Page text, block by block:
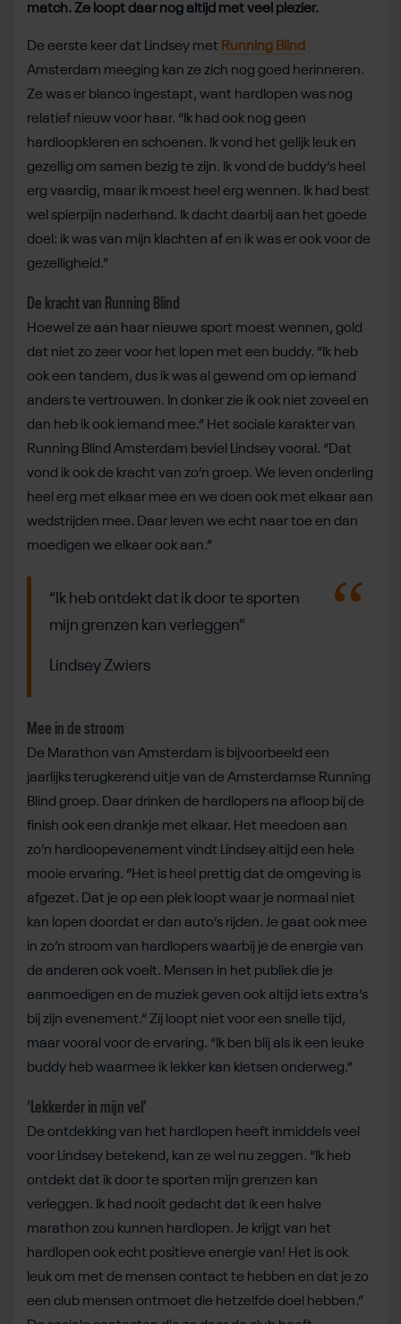
match. Ze loopt daar nog altijd met veel plezier.
De eerste keer dat Lindsey met Running Blind
Amsterdam meeging kan ze zich nog goed herinneren.
Ze was er blanco ingestapt, want hardlopen was nog
relatief nieuw voor haar. “Ik had ook nog geen
hardloopkleren en schoenen. Ik vond het gelijk leuk en
gezellig om samen bezig te zijn. Ik vond de buddy’s heel
erg vaardig, maar ik moest heel erg wennen. Ik had best
wel spierpijn naderhand. Ik dacht daarbij aan het goede
doel: ik was van mijn klachten af en ik was er ook voor de
gezelligheid.”
De kracht van Running Blind
Hoewel ze aan haar nieuwe sport moest wennen, gold
dat niet zo zeer voor het lopen met een buddy. “Ik heb
ook een tandem, dus ik was al gewend om op iemand
anders te vertrouwen. In donker zie ik ook niet zoveel en
dan heb ik ook iemand mee.” Het sociale karakter van
Running Blind Amsterdam beviel Lindsey vooral. “Dat
vond ik ook de kracht van zo’n groep. We leven onderling
heel erg met elkaar mee en we doen ook met elkaar aan
wedstrijden mee. Daar leven we echt naar toe en dan
moedigen we elkaar ook aan.”
“Ik heb ontdekt dat ik door te sporten
mijn grenzen kan verleggen"
Lindsey Zwiers
Mee in de stroom
De Marathon van Amsterdam is bijvoorbeeld een
jaarlijks terugkerend uitje van de Amsterdamse Running
Blind groep. Daar drinken de hardlopers na afloop bij de
finish ook een drankje met elkaar. Het meedoen aan
zo’n hardloopevenement vindt Lindsey altijd een hele
mooie ervaring. “Het is heel prettig dat de omgeving is
afgezet. Dat je op een plek loopt waar je normaal niet
kan lopen doordat er dan auto’s rijden. Je gaat ook mee
in zo’n stroom van hardlopers waarbij je de energie van
de anderen ook voelt. Mensen in het publiek die je
aanmoedigen en de muziek geven ook altijd iets extra’s
bij zijn evenement.” Zij loopt niet voor een snelle tijd,
maar vooral voor de ervaring. “Ik ben blij als ik een leuke
buddy heb waarmee ik lekker kan kletsen onderweg.”
‘Lekkerder in mijn vel’
De ontdekking van het hardlopen heeft inmiddels veel
voor Lindsey betekend, kan ze wel nu zeggen. “Ik heb
ontdekt dat ik door te sporten mijn grenzen kan
verleggen. Ik had nooit gedacht dat ik een halve
marathon zou kunnen hardlopen. Je krijgt van het
hardlopen ook echt positieve energie van! Het is ook
leuk om met de mensen contact te hebben en dat je zo
een club mensen ontmoet die hetzelfde doel hebben.”